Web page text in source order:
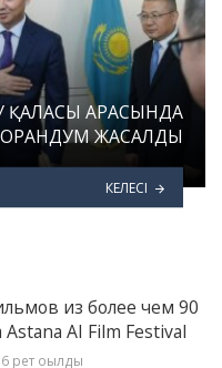
ҚАЛАСЫ АРАСЫНДА
ЖАСАЛДЫ
КЕЛЕСІ
из более чем 90
AI Film Festival
рет оқылды